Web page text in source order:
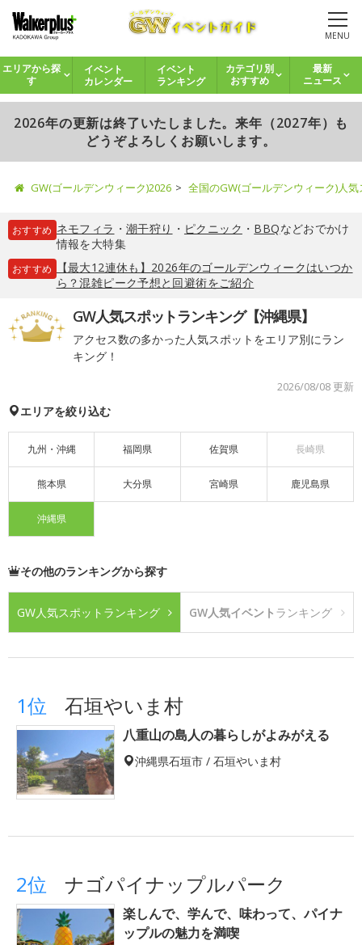
MENU
エリアから探
す
イベント
カレンダー
イベント
ランキング
カテゴリ別
おすすめ
最新
ニュース
2026年の更新は終了いたしました。来年（2027年）も
どうぞよろしくお願いします。
GW(ゴールデンウィーク)2026 全国のGW(ゴールデンウィーク)人
おすすめ ネモフィラ ・ 潮干狩り ・ ピクニック ・ BBQなどおでかけ
情報を大特集
おすすめ
【最大12連休も】2026年のゴールデンウィークはいつか
ら？混雑ピーク予想と回避術をご紹介
GW人気スポットランキング【沖縄県】
アクセス数の多かった人気スポットをエリア別にラン
キング！
2026/08/08 更新
エリアを絞り込む
九州・沖縄 福岡県 佐賀県 長崎県
熊本県 大分県 宮崎県 鹿児島県
沖縄県
その他のランキングから探す
GW人気スポット ランキング GW人気イベント ランキング
1位 石垣やいま村
八重山の島人の暮らしがよみがえる
沖縄県石垣市 / 石垣やいま村
2位 ナゴパイナップルパーク
楽しんで、学んで、味わって、パイナ
ップルの魅力を満喫